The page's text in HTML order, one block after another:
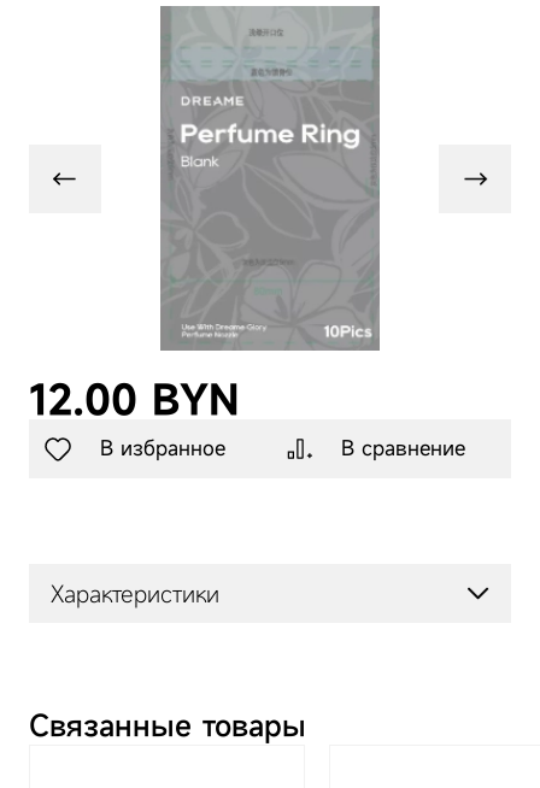
Телевизоры
Газонокосилки
Ultra Roller
Complete White
Посмотреть все
12.00 BYN
В избранное В сравнение
Характеристики
Связанные товары